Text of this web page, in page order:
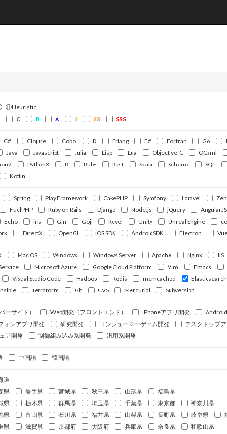
ⒽHeuristic
C B A S SS SSS
C# Clojure Cobol D Erlang F# Fortran Go
Java Javascript Julia Lisp Lua Objective-C OCaml
Python3 R Ruby Rust Scala Scheme SQL
Kotlin
Spring Play Framework CakePHP Symfony Laravel
FuelPHP Ruby on Rails Django Node.js jQuery AngularJS
Echo iris Gin Goji Revel Unity Unreal Engine
DirectX OpenGL iOS SDK AndroidSDK Electron
Mac OS Windows Windows Server Apache Nginx
IIS
Microsoft Azure Google Cloud Platform Vim Emacs
Visual Studio Code Hadoop Redis memcached Elasticsearch
Terraform Git CVS Mercurial Subversion
ーサイド） Web開発（フロントエンド） iPhoneアプリ開発
ォンアプリ開発
研究開発 コンシューマーゲーム開発
デスクトップ
ア開発
制御組み込み系開発 汎用系開発
中国語 韓国語
道
県 岩手県 宮城県 秋田県 山形県
福島県
県 栃木県 群馬県 埼玉県 千葉県 東京都
神奈川県
県 富山県 石川県 福井県 山梨県 長野県 岐阜県
県 滋賀県 京都府 大阪府 兵庫県 奈良県
和歌山県